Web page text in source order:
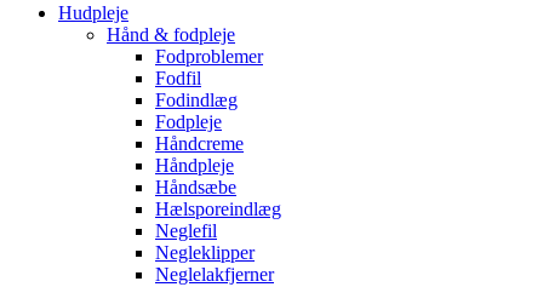
Hudpleje
Hånd & fodpleje
Fodproblemer
Fodfil
Fodindlæg
Fodpleje
Håndcreme
Håndpleje
Håndsæbe
Hælsporeindlæg
Neglefil
Negleklipper
Neglelakfjerner